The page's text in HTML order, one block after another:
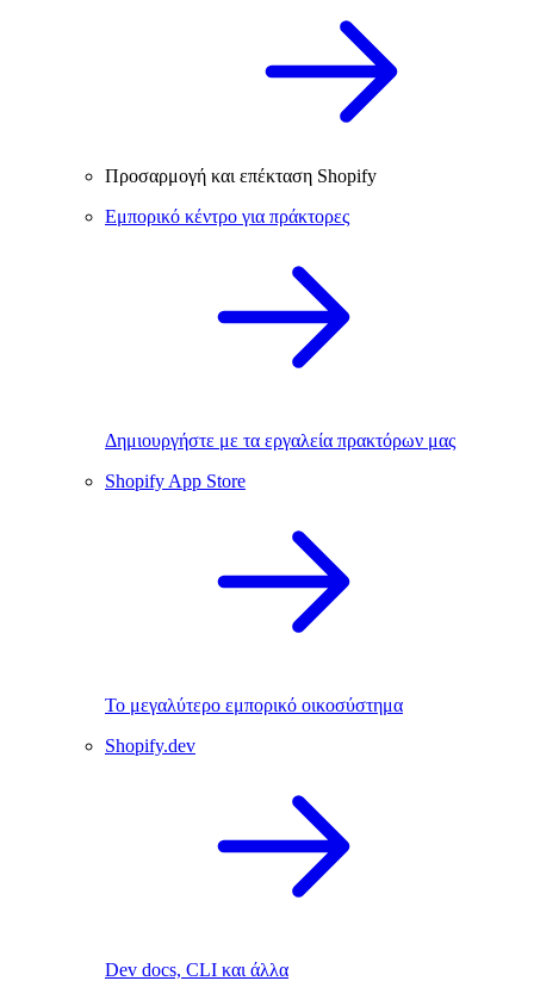
Προσαρμογή και επέκταση Shopify
Εμπορικό κέντρο για πράκτορες
Δημιουργήστε με τα εργαλεία πρακτόρων μας
Shopify App Store
Το μεγαλύτερο εμπορικό οικοσύστημα
Shopify.dev
Dev docs, CLI και άλλα